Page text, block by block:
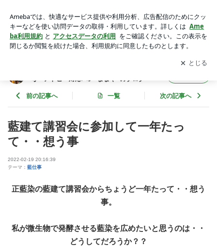
加コンフィチュールと天然酵母・アトピー対応パン“ままや”の
ブログ
アプリをダウンロードして ブログの更新通知
を受け取りまし
ょう。
開く
母・アトピー対応パン“ままや”のブログ
前の記事へ 一覧 次の記事へ
藍建て講習会に参加して一年たっ
て・・想う事
2022-02-19 20:16:39
テーマ： 藍仕事
正藍染の藍建て講習会からちょうど一年たって・・想う
事。
私が微生物で発酵させる藍染を広めたいと思うのは・・
どうしてだろうか？？